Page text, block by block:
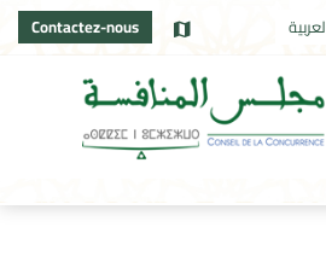
Contactez-nous